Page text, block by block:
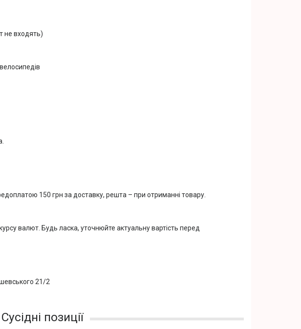
не входять)
150 грн за доставку, решта – при отриманні товару.
валют. Будь ласка, уточнюйте актуальну вартість перед
21/2
Сусідні позиції